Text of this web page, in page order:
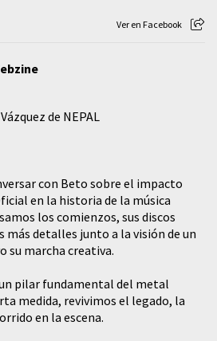
Ver en Facebook
de NEPAL
con Beto sobre el impacto
en la historia de la música
los comienzos, sus discos
detalles junto a la visión de un
su marcha creativa.
pilar fundamental del metal
medida, revivimos el legado, la
en la escena.